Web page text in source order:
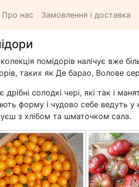
Про нас Замовлення і доставка
помідорів налічує вже
таких як Де барао, Волове
дрібні солодкі чері, які так і
форму і чудово себе ведуть у
з хлібом та шматочком сала.